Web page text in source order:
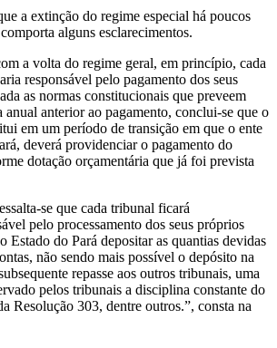
a extinção do regime especial há poucos
alguns esclarecimentos.
a volta do regime geral, em princípio, cada
responsável pelo pagamento dos seus
as normas constitucionais que preveem
anual anterior ao pagamento, conclui-se que o
em um período de transição em que o ente
deverá providenciar o pagamento do
dotação orçamentária que já foi prevista
se que cada tribunal ficará
pelo processamento dos seus próprios
Estado do Pará depositar as quantias devidas
não sendo mais possível o depósito na
repasse aos outros tribunais, uma
pelos tribunais a disciplina constante do
Resolução 303, dentre outros.”, consta na